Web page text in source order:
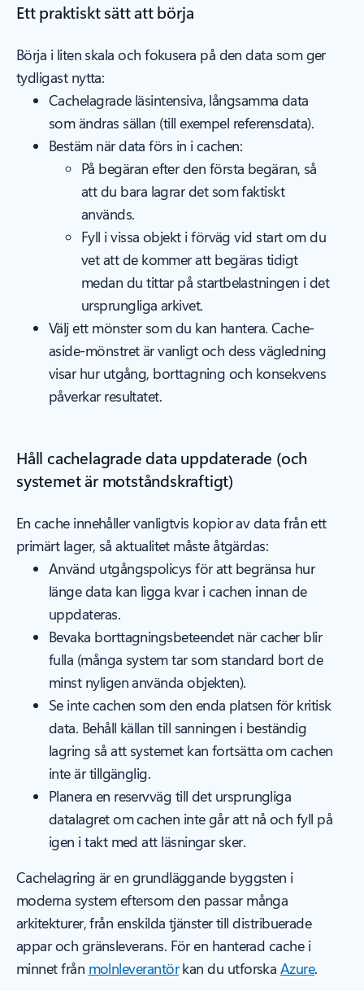
Ett praktiskt sätt att börja
Börja i liten skala och fokusera på den data som ger
tydligast nytta:
Cachelagrade läsintensiva, långsamma data
som ändras sällan (till exempel referensdata).
Bestäm när data förs in i cachen:
På begäran efter den första begäran, så
att du bara lagrar det som faktiskt
används.
Fyll i vissa objekt i förväg vid start om du
vet att de kommer att begäras tidigt
medan du tittar på startbelastningen i det
ursprungliga arkivet.
Välj ett mönster som du kan hantera. Cache-
aside-mönstret är vanligt och dess vägledning
visar hur utgång, borttagning och konsekvens
påverkar resultatet.
Håll cachelagrade data uppdaterade (och
systemet är motståndskraftigt)
En cache innehåller vanligtvis kopior av data från ett
primärt lager, så aktualitet måste åtgärdas:
Använd utgångspolicys för att begränsa hur
länge data kan ligga kvar i cachen innan de
uppdateras.
Bevaka borttagningsbeteendet när cacher blir
fulla (många system tar som standard bort de
minst nyligen använda objekten).
Se inte cachen som den enda platsen för kritisk
data. Behåll källan till sanningen i beständig
lagring så att systemet kan fortsätta om cachen
inte är tillgänglig.
Planera en reservväg till det ursprungliga
datalagret om cachen inte går att nå och fyll på
igen i takt med att läsningar sker.
Cachelagring är en grundläggande byggsten i
moderna system eftersom den passar många
arkitekturer, från enskilda tjänster till distribuerade
appar och gränsleverans. För en hanterad cache i
minnet från molnleverantörkan du utforska Azure.